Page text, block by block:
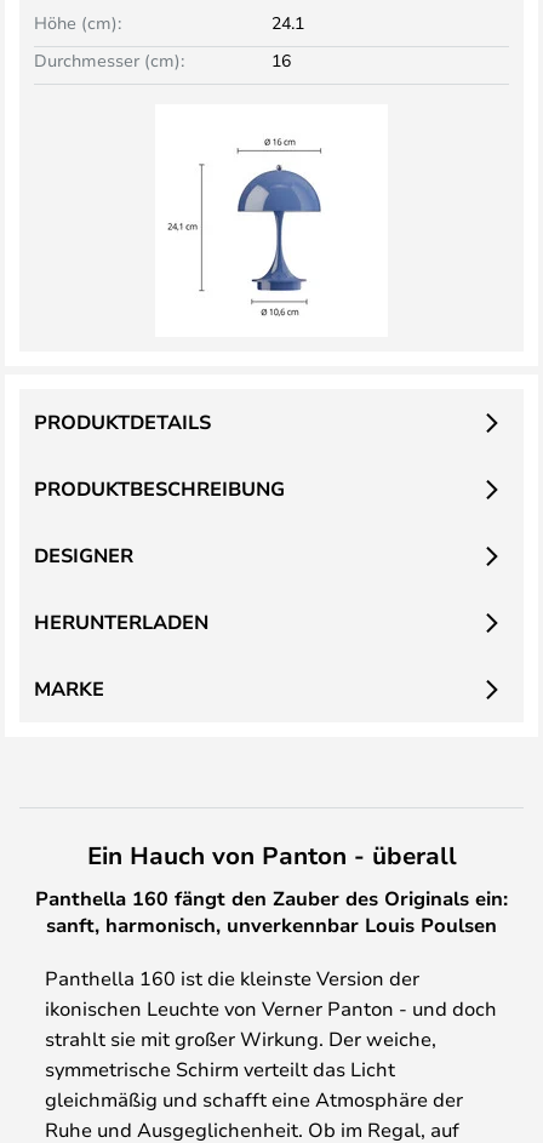
Höhe (cm):
24.1
Durchmesser (cm):
16
PRODUKTBESCHREIBUNG
PRODUKTDETAILS
DESIGNER
HERUNTERLADEN
MARKE
Ein Hauch von Panton - überall
Panthella 160 fängt den Zauber des Originals ein:
sanft, harmonisch, unverkennbar Louis Poulsen
Panthella 160 ist die kleinste Version der
ikonischen Leuchte von Verner Panton - und doch
strahlt sie mit großer Wirkung. Der weiche,
symmetrische Schirm verteilt das Licht
gleichmäßig und schafft eine Atmosphäre der
Ruhe und Ausgeglichenheit. Ob im Regal, auf